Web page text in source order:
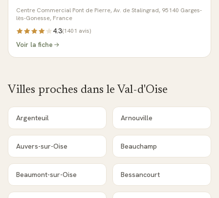
Centre Commercial Pont de Pierre, Av. de Stalingrad, 95140 Garges-
lès-Gonesse, France
4.3(1401 avis)
Voir la fiche
Villes proches dans le Val-d'Oise
Argenteuil Arnouville
Auvers-sur-Oise Beauchamp
Beaumont-sur-Oise Bessancourt